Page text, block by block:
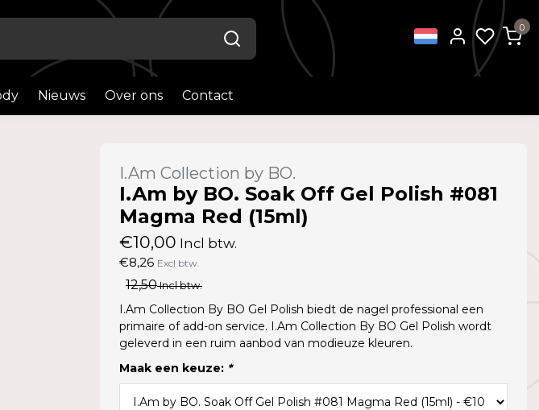
0
Nieuws Over ons Contact
I.Am Collection by BO.
I.Am by BO. Soak Off Gel Polish #081
Magma Red (15ml)
€10,00 Incl btw.
€8,26 Excl btw.
12,50Incl btw.
I.Am Collection By BO Gel Polish biedt de nagel professional een
primaire of add-on service. I.Am Collection By BO Gel Polish wordt
geleverd in een ruim aanbod van modieuze kleuren.
Maak een keuze: *